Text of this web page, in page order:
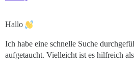
Hallo
Ich habe eine schnelle Suche
aufgetaucht. Vielleicht ist es hilfreich